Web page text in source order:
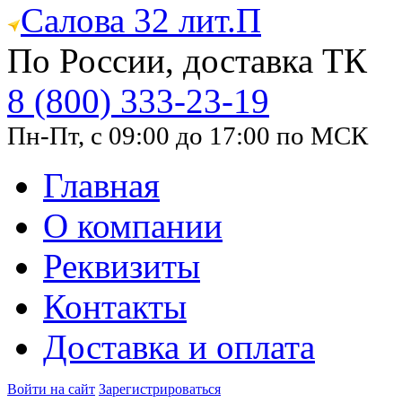
Салова 32 лит.П
По России, доставка ТК
8 (800) 333-23-19
Пн-Пт, с 09:00 до 17:00 по МСК
Главная
О компании
Реквизиты
Контакты
Доставка и оплата
Войти на сайт Зарегистрироваться